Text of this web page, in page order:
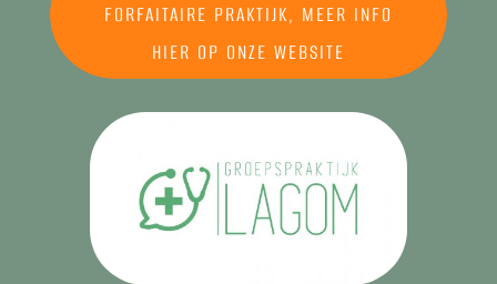
FORFAITAIRE PRAKTIJK, MEER INFO
HIER OP ONZE WEBSITE